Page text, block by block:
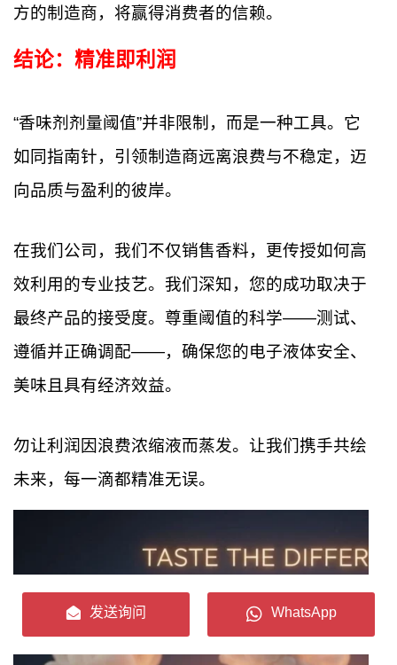
方的制造商，将赢得消费者的信赖。
结论：精准即利润
“香味剂剂量阈值”并非限制，而是一种工具。它
如同指南针，引领制造商远离浪费与不稳定，迈
向品质与盈利的彼岸。
在我们公司，我们不仅销售香料，更传授如何高
效利用的专业技艺。我们深知，您的成功取决于
最终产品的接受度。尊重阈值的科学——测试、
遵循并正确调配——，确保您的电子液体安全、
美味且具有经济效益。
勿让利润因浪费浓缩液而蒸发。让我们携手共绘
未来，每一滴都精准无误。
发送询问 WhatsApp